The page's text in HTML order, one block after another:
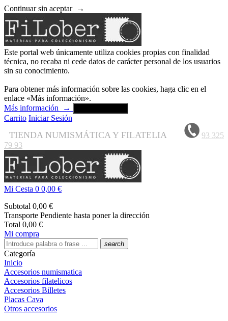
Continuar sin aceptar →
Este portal web únicamente utiliza cookies propias con finalidad
técnica, no recaba ni cede datos de carácter personal de los usuarios
sin su conocimiento.
Para obtener más información sobre las cookies, haga clic en el
enlace «Más información».
Más información
→
Carrito Iniciar Sesión
TIENDA NUMISMÁTICA Y FILATELIA
93 325
79 93
Mi Cesta 0 0,00 €
Subtotal 0,00 €
Transporte Pendiente hasta poner la dirección
Total 0,00 €
Mi compra
search
Categoría
Inicio
Accesorios numismatica
Accesorios filatelicos
Accesorios Billetes
Placas Cava
Otros accesorios